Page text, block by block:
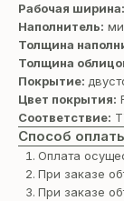
Рабочая ширина:
Наполнитель:
Толщина
Толщина
Покрытие:
Цвет покрытия:
Соответствие:
Способ
Оплата
При заказе
При заказе